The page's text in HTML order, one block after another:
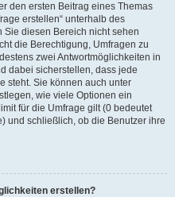
den ersten Beitrag eines Themas
erstellen“ unterhalb des
Sie diesen Bereich nicht sehen
die Berechtigung, Umfragen zu
zwei Antwortmöglichkeiten in
dabei sicherstellen, dass jede
steht. Sie können auch unter
wie viele Optionen ein
für die Umfrage gilt (0 bedeutet
und schließlich, ob die Benutzer ihre
erstellen?